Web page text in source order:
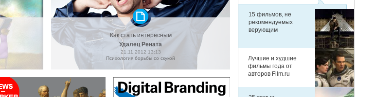
Как стать интересным
Удалец Рената
21.11.2012 13:13
Психология борьбы со скукой